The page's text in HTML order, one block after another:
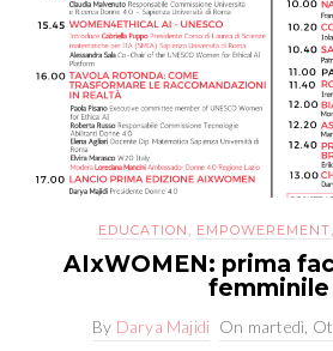
EDUCATION , EMPOWEREMENT,
AIxWOMEN: prima
femminile
By Darya Majidi On martedì,